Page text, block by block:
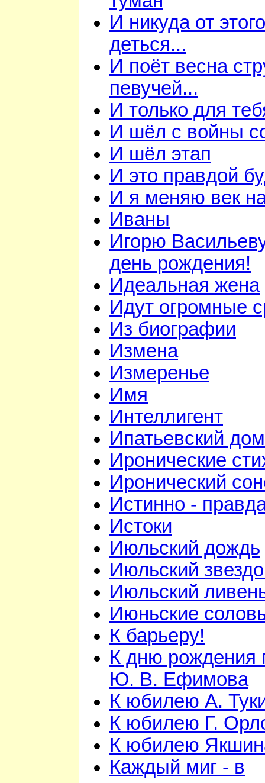
И никуда от
деться...
И поёт весна
певучей...
И только для
И шёл с войны
И шёл этап
И это правдой
И я меняю век
Иваны
Игорю
день рождения!
Идеальная жена
Идут огромные
Из биографии
Измена
Измеренье
Имя
Интеллигент
Ипатьевский дом
Иронические
Иронический
Истинно -
Истоки
Июльский дождь
Июльский
Июльский
Июньские
К барьеру!
К дню рождения
Ю. В. Ефимова
К юбилею А.
К юбилею Г.
К юбилею
Каждый миг - в